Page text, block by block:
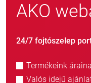
AKO
24/7 fojtószelep
Termékeink
Valós idejű